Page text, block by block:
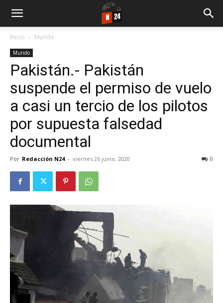
Inicio Mundo
Mundo
Pakistán.- Pakistán
suspende el permiso de vuelo
a casi un tercio de los pilotos
por supuesta falsedad
documental
Por Redacción N24 - viernes 26 junio, 2020 0